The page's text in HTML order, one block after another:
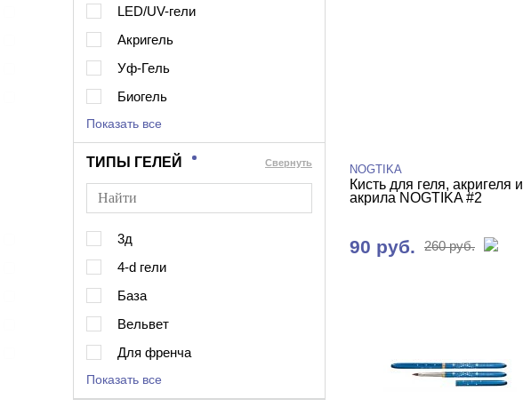
LED/UV-гели
Акригель
Уф-Гель
Биогель
Показать все
ТИПЫ ГЕЛЕЙ Cвернуть
3д
4-d гели
База
Вельвет
Для френча
Показать все
NOGTIKA
Кисть для геля, акригеля и
акрила NOGTIKA #2
90 руб. 260 руб.